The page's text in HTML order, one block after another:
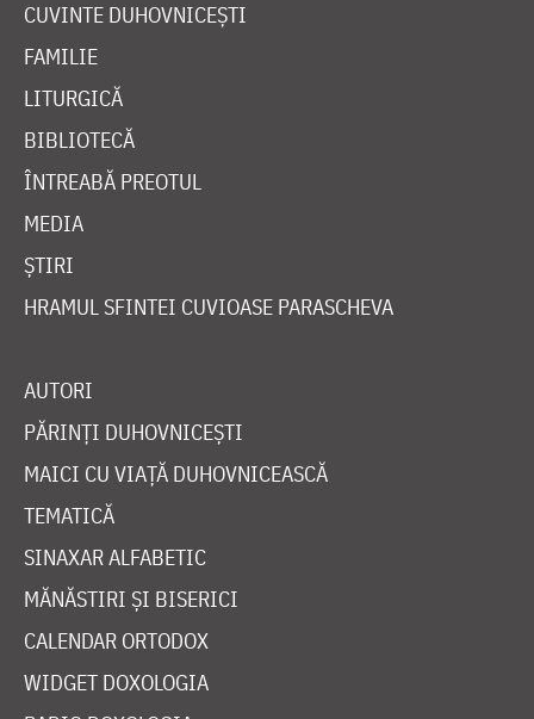
CUVINTE DUHOVNICEȘTI
FAMILIE
LITURGICĂ
BIBLIOTECĂ
ÎNTREABĂ PREOTUL
MEDIA
ȘTIRI
HRAMUL SFINTEI CUVIOASE PARASCHEVA
AUTORI
PĂRINȚI DUHOVNICEȘTI
MAICI CU VIAȚĂ DUHOVNICEASCĂ
TEMATICĂ
SINAXAR ALFABETIC
MĂNĂSTIRI ȘI BISERICI
CALENDAR ORTODOX
WIDGET DOXOLOGIA